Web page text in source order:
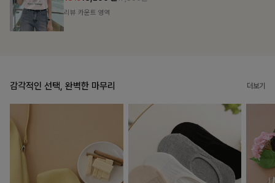
감각적인 선택, 완벽한 마무리 더보기